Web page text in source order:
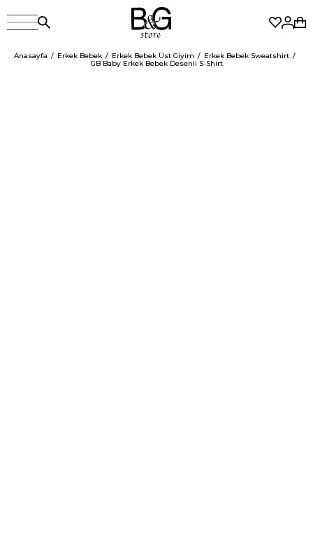
Anasayfa Erkek Bebek Erkek Bebek Üst Giyim
Erkek Bebek Sweatshirt
GB Baby Erkek Bebek Desenli S-Shirt